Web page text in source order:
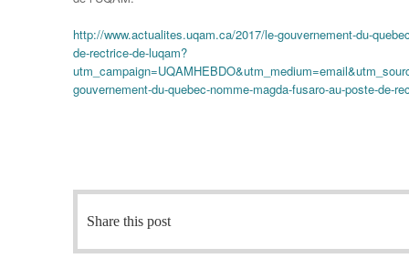
http://www.actualites.uqam.ca/2017/le-gouvernement-du-
de-rectrice-de-luqam?
gouvernement-du-quebec-nomme-magda-fusaro-au-poste-de-
Share this post